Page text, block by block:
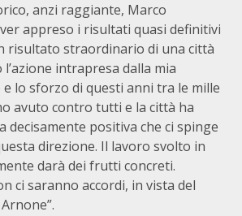
anzi raggiante, Marco
appreso i risultati quasi definitivi
risultato straordinario di una città
intrapresa dalla mia
lo sforzo di questi anni tra le mille
avuto contro tutti e la città ha
decisamente positiva che ci spinge
direzione. Il lavoro svolto in
darà dei frutti concreti.
ci saranno accordi, in vista del